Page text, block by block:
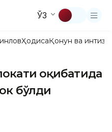
ЎЗ
ҲодисаҚонун ва
оқибатида
бўлди